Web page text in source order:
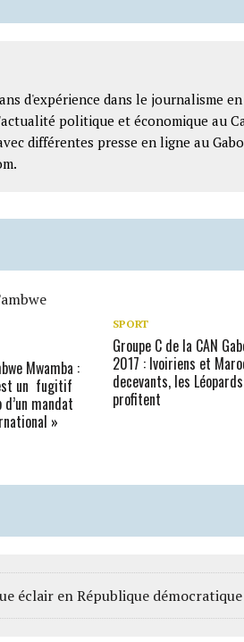
d'expérience dans le journalisme
politique et économique au
différentes presse en ligne au
Mwamba :
un fugitif
mandat
»
SPORT
Groupe C de la CAN
2017 : Ivoiriens et
decevants, les Léopards
profitent
éclair en République